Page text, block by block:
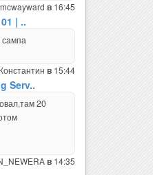
mcwayward в 16:45
| ..
сампа
Константин в 15:44
Serv..
20
в 14:35